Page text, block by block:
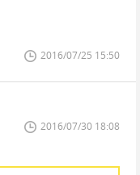
2016/07/25 15:50
2016/07/30 18:08